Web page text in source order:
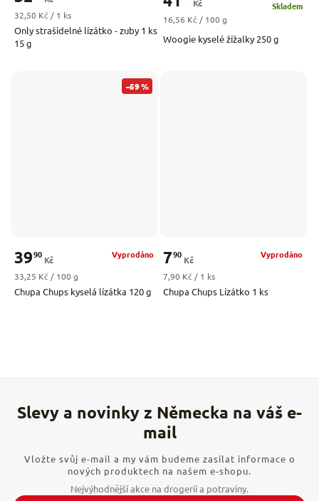
Only strašidelné lízátko - zuby 1 ks
15 g
Měrná cena:
32,50 Kč / 1 ks
Woogie kyselé žížalky 250 g
Skladem
Kč
Měrná cena:
16,56 Kč / 100 g
–59 %
Chupa Chups kyselá lízátka 120 g
Vyprodáno
3990
Kč
Měrná cena:
33,25 Kč / 100 g
Chupa Chups Lízátko 1 ks
Vyprodáno
790
Kč
Měrná cena:
7,90 Kč / 1 ks
Vložte svůj e-mail a my vám budeme zasílat informace o
nových produktech na našem e-shopu.